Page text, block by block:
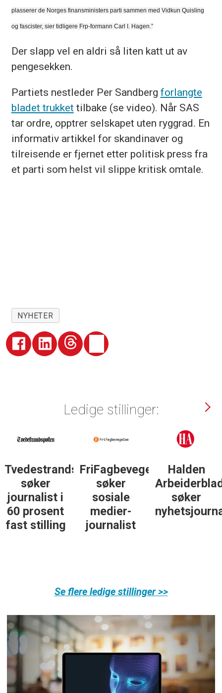
plasserer de Norges finansministers parti sammen med Vidkun Quisling
og fascister, sier tidligere Frp-formann Carl I. Hagen.”
Der slapp vel en aldri så liten katt ut av
pengesekken.
Partiets nestleder Per Sandberg forlangte
bladet trukket tilbake (se video). Når SAS
tar ordre, opptrer selskapet uten ryggrad. En
informativ artikkel for skandinaver og
tilreisende er fjernet etter politisk press fra
et parti som helst vil slippe kritisk omtale.
NYHETER
Ledige stillinger:
Tvedestrandsposten
søker
journalist i
60 prosent
fast stilling
FriFagbevegelse
søker
sosiale
medier-
journalist
Halden
søker
Se flere ledige stillinger >>